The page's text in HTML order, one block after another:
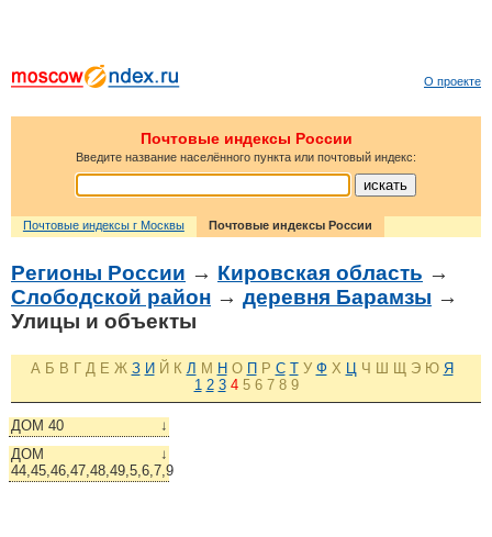
О проекте
Почтовые индексы России
Введите название населённого пункта или почтовый индекс:
Почтовые индексы г Москвы Почтовые индексы России
Регионы России → Кировская область →
Слободской район → деревня Барамзы →
Улицы и объекты
А Б В Г Д Е Ж З И Й К Л М Н О П Р С Т У Ф Х Ц Ч Ш Щ Э Ю Я
1 2 3 4 5 6 7 8 9
↓
ДОМ 40
↓
ДОМ
44,45,46,47,48,49,5,6,7,9